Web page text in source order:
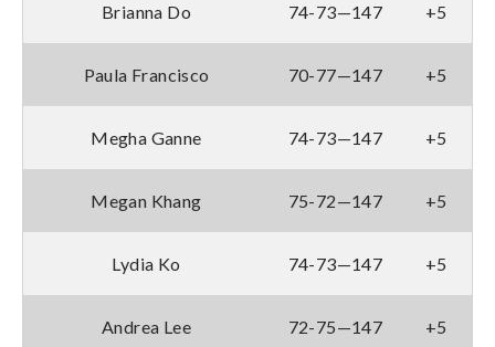
Brianna Do 74-73—147 +5
Paula Francisco 70-77—147 +5
Megha Ganne 74-73—147 +5
Megan Khang 75-72—147 +5
Lydia Ko 74-73—147 +5
Andrea Lee 72-75—147 +5